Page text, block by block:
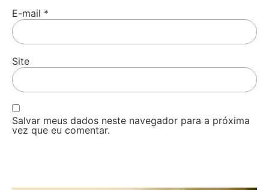
E-mail *
Site
Salvar meus dados neste navegador para a próxima
vez que eu comentar.